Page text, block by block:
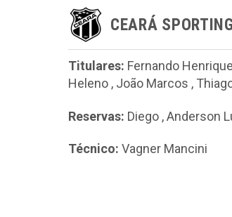
CEARÁ
Titulares: Fernando Henrique
Heleno , João Marcos ,
Reservas: Diego ,Anderson
Técnico: Vagner Mancini